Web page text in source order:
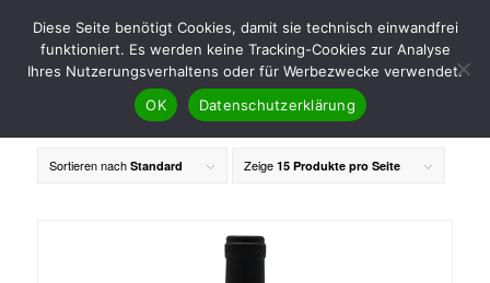
Sortieren nach Standard Zeige 15 Produkte pro Seite
Diese Seite benötigt Cookies, damit sie technisch einwandfrei
funktioniert. Es werden keine Tracking-Cookies zur Analyse
Ihres Nutzerungsverhaltens oder für Werbezwecke verwendet.
OK
Datenschutzerklärung